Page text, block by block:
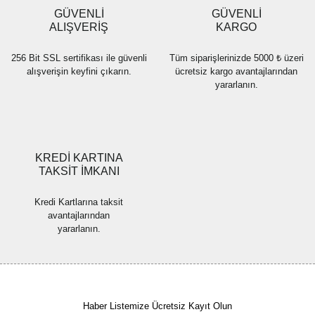
Ürün fiyatı diğer sitelerden daha pahalı.
Bu ürüne benzer farklı alternatifler olmalı.
GÜVENLİ
ALIŞVERİŞ
256 Bit SSL sertifikası ile güvenli
alışverişin keyfini çıkarın.
GÜVENLİ
KARGO
Tüm siparişlerinizde 5000 ₺ üzeri
ücretsiz kargo avantajlarından
yararlanın.
KREDİ KARTINA
TAKSİT İMKANI
Kredi Kartlarına taksit
avantajlarından
yararlanın.
Haber Listemize Ücretsiz Kayıt Olun